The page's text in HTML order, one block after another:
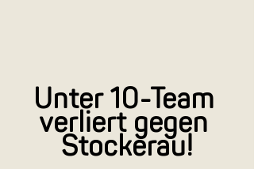
Unter 10-Team
verliert gegen
Stockerau!